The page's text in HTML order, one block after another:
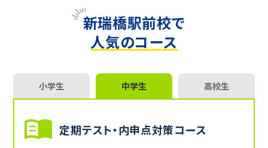
新瑞橋駅前校で
人気のコース
小学生 中学生 高校生
定期テスト・内申点対策コース